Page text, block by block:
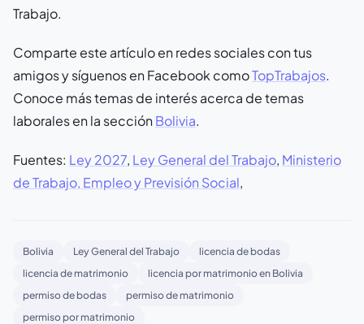
Trabajo.
Comparte este artículo en redes sociales con tus
amigos y síguenos en Facebook comoTopTrabajos.
Conoce más temas de interés acerca de temas
laborales en la secciónBolivia.
Fuentes: Ley 2027, Ley General del Trabajo, Ministerio
de Trabajo, Empleo y Previsión Social,
Bolivia Ley General del Trabajo
licencia de bodas
licencia de matrimonio
licencia por matrimonio en Bolivia
permiso de bodas
permiso de matrimonio
permiso por matrimonio